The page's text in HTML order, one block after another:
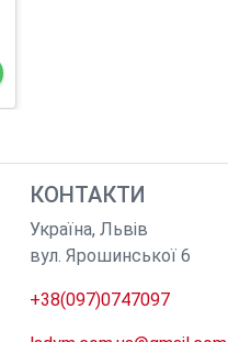
КОНТАКТИ
Україна, Львів
вул. Ярошинської 6
+38(097)0747097